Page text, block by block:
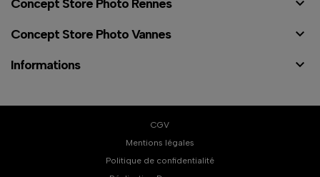
Concept Store Photo Rennes 
Concept Store Photo Vannes 
Informations 
CGV
Mentions légales
Politique de confidentialité